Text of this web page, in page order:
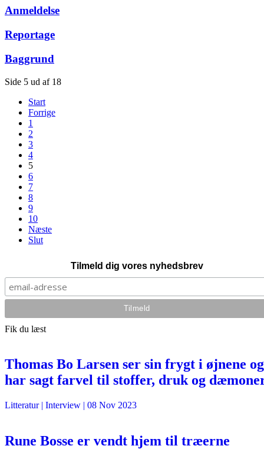
Anmeldelse
Reportage
Baggrund
Side 5 ud af 18
Start
Forrige
1
2
3
4
5
6
7
8
9
10
Næste
Slut
Tilmeld dig vores nyhedsbrev
Fik du læst
Thomas Bo Larsen ser sin frygt i øjnene og
har sagt farvel til stoffer, druk og
Litteratur| Interview | 08 Nov 2023
Rune Bosse er vendt hjem til træerne